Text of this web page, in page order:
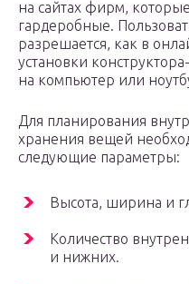
на сайтах фирм,
гардеробные.
разрешается, как в
установки
на компьютер или
Для планирования
хранения вещей
следующие параметры:
Высота, ширина и
Количество
и нижних.